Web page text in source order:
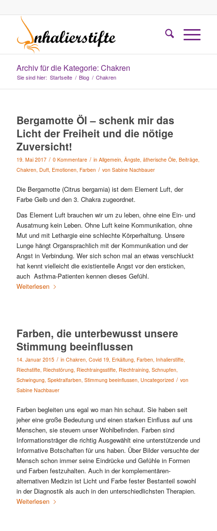
Archiv für die Kategorie: Chakren
Sie sind hier: Startseite / Blog / Chakren
Bergamotte Öl – schenk mir das
Licht der Freiheit und die nötige
Zuversicht!
19. Mai 2017 / 0 Kommentare / in Allgemein, Ängste, ätherische Öle, Beiträge,
Chakren, Duft, Emotionen, Farben / von Sabine Nachbauer
Die Bergamotte (Citrus bergamia) ist dem Element Luft, der
Farbe Gelb und den 3. Chakra zugeordnet.
Das Element Luft brauchen wir um zu leben, ohne eine Ein- und
Ausatmung kein Leben. Ohne Luft keine Kommunikation, ohne
Mut und mit Lethargie eine schlechte Körperhaltung. Unsere
Lunge hängt Organsprachlich mit der Kommunikation und der
Angst in Verbindung. Wer sich schon mal an etwas verschluckt
hat kennt vielleicht die existientelle Angst vor den ersticken,
auch Asthma-Patienten kennen dieses Gefühl.
Weiterlesen
Farben, die unterbewusst unsere
Stimmung beeinflussen
14. Januar 2015 / in Chakren, Covid 19, Erkältung, Farben, Inhalierstifte,
Riechstifte, Riechstörung, Riechtraingsstifte, Riechtraining, Schnupfen,
Schwingung, Spektralfarben, Stimmung beeinflussen, Uncategorized / von
Sabine Nachbauer
Farben begleiten uns egal wo man hin schaut. Sie haben seit
jeher eine große Bedeutung und einen starken Einfluss auf uns
Menschen, sie steuern unser Wohlbefinden. Farben sind
Informationsträger die richtig Ausgewählt eine unterstützende und
Informative Botschaften für uns haben. Über Bilder versuchte der
Mensch schon immer seine Eindrücke und Gefühle in Formen
und Farben festzuhalten. Auch in der komplementären-
alternativen Medizin ist Licht und Farbe fester Bestanteil sowohl
in der Diagnostik als auch in den unterschiedlichsten Therapien.
Weiterlesen